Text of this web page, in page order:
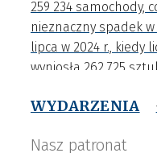
259 234 samochody,
nieznaczny spadek
lipca w 2024 r., kiedy
wyniosła 262 725
000 zł.
WYDARZENIA
Nasz patronat